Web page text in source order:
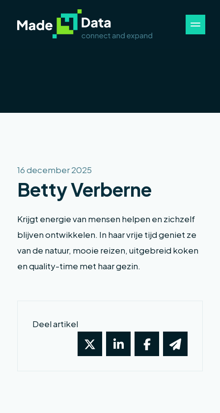
16 december 2025
Betty Verberne
Krijgt energie van mensen helpen en zichzelf
blijven ontwikkelen. In haar vrije tijd geniet ze
van de natuur, mooie reizen, uitgebreid koken
en quality-time met haar gezin.
Deel artikel